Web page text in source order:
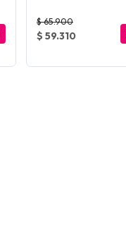
$ 65.900
$ 59.310